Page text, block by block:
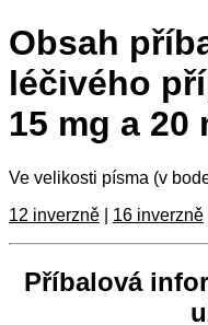
Obsah
léčivého
15 mg a 20
Ve velikosti písma (v
12 inverzně
16 inverzně
Příbalová